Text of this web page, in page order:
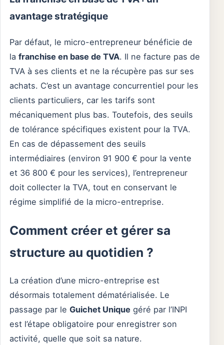
avantage stratégique
Par défaut, le micro-entrepreneur bénéficie de
la franchise en base de TVA. Il ne facture pas de
TVA à ses clients et ne la récupère pas sur ses
achats. C’est un avantage concurrentiel pour les
clients particuliers, car les tarifs sont
mécaniquement plus bas. Toutefois, des seuils
de tolérance spécifiques existent pour la TVA.
En cas de dépassement des seuils
intermédiaires (environ 91 900 € pour la vente
et 36 800 € pour les services), l’entrepreneur
doit collecter la TVA, tout en conservant le
régime simplifié de la micro-entreprise.
Comment créer et gérer sa
structure au quotidien ?
La création d’une micro-entreprise est
désormais totalement dématérialisée. Le
passage par le Guichet Unique géré par l’INPI
est l’étape obligatoire pour enregistrer son
activité, quelle que soit sa nature.